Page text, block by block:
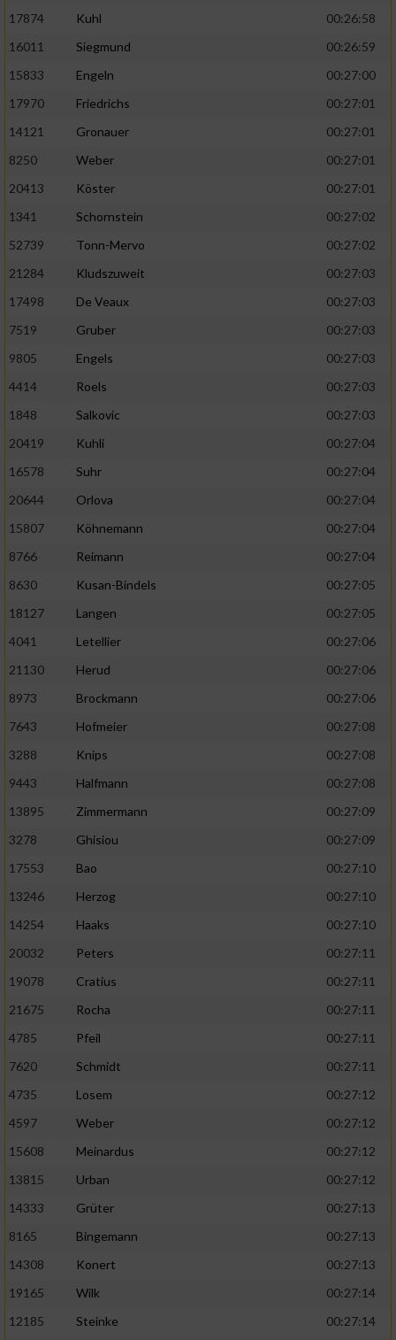
17874
Kuhl
00:26:58
16011
Siegmund
00:26:59
15833
Engeln
00:27:00
17970
Friedrichs
00:27:01
14121
Gronauer
00:27:01
8250
Weber
00:27:01
20413
Köster
00:27:01
1341
Schornstein
00:27:02
52739
Tonn-Mervo
00:27:02
21284
Kludszuweit
00:27:03
17498
De Veaux
00:27:03
7519
Gruber
00:27:03
9805
Engels
00:27:03
4414
Roels
00:27:03
1848
Salkovic
00:27:03
20419
Kuhli
00:27:04
16578
Suhr
00:27:04
20644
Orlova
00:27:04
15807
Köhnemann
00:27:04
8766
Reimann
00:27:04
8630
Kusan-Bindels
00:27:05
18127
Langen
00:27:05
4041
Letellier
00:27:06
21130
Herud
00:27:06
8973
Brockmann
00:27:06
7643
Hofmeier
00:27:08
3288
Knips
00:27:08
9443
Halfmann
00:27:08
13895
Zimmermann
00:27:09
3278
Ghisiou
00:27:09
17553
Bao
00:27:10
13246
Herzog
00:27:10
14254
Haaks
00:27:10
20032
Peters
00:27:11
19078
Cratius
00:27:11
21675
Rocha
00:27:11
4785
Pfeil
00:27:11
7620
Schmidt
00:27:11
4735
Losem
00:27:12
4597
Weber
00:27:12
15608
Meinardus
00:27:12
13815
Urban
00:27:12
14333
Grüter
00:27:13
8165
Bingemann
00:27:13
14308
Konert
00:27:13
19165
Wilk
00:27:14
12185
Steinke 00:27:14